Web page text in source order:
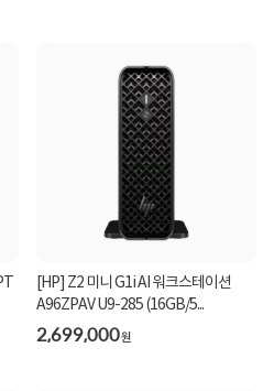
[HP] Z2 미니 G1i AI 워크스테이션
A96ZPAV U9-285 (16GB/5...
2,699,000원